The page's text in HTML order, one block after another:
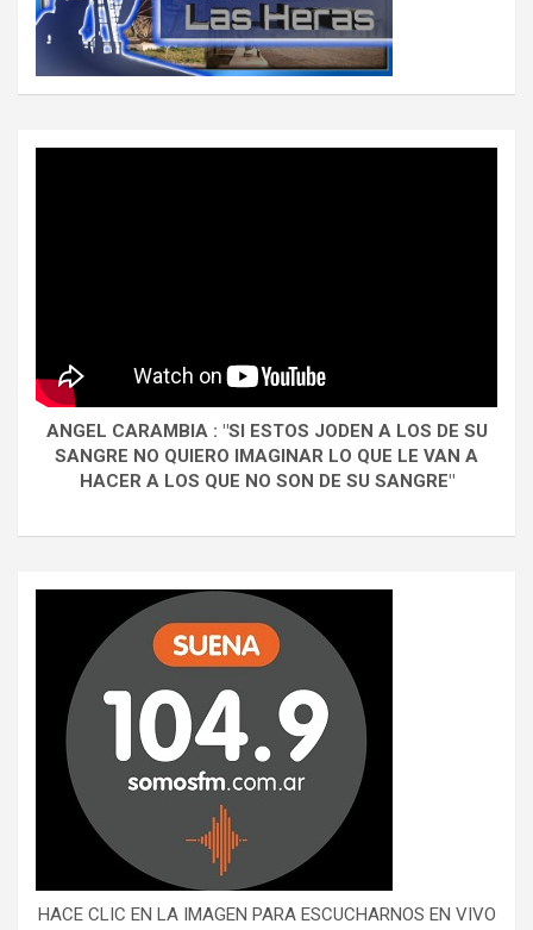
ANGEL CARAMBIA : "SI ESTOS JODEN A LOS DE SU
SANGRE NO QUIERO IMAGINAR LO QUE LE VAN A
HACER A LOS QUE NO SON DE SU SANGRE"
HACE CLIC EN LA IMAGEN PARA ESCUCHARNOS EN VIVO